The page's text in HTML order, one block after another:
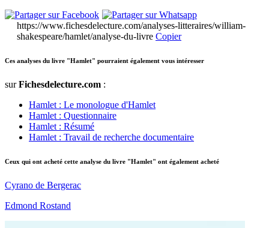
https://www.fichesdelecture.com/analyses-litteraires/william-
shakespeare/hamlet/analyse-du-livre Copier
Ces analyses du livre "Hamlet" pourraient également vous intéresser
surFichesdelecture.com :
Hamlet : Le monologue d'Hamlet
Hamlet : Questionnaire
Hamlet : Résumé
Hamlet : Travail de recherche documentaire
Ceux qui ont acheté cette analyse du livre "Hamlet" ont également acheté
Cyrano de Bergerac
Edmond Rostand